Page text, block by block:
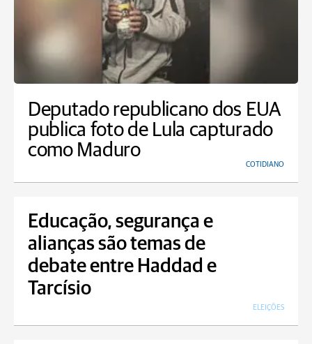
Deputado republicano dos EUA
publica foto de Lula capturado
como Maduro
COTIDIANO
Educação, segurança e
alianças são temas de
debate entre Haddad e
Tarcísio
ELEIÇÕES